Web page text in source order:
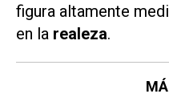
figura altamente
en la realeza.